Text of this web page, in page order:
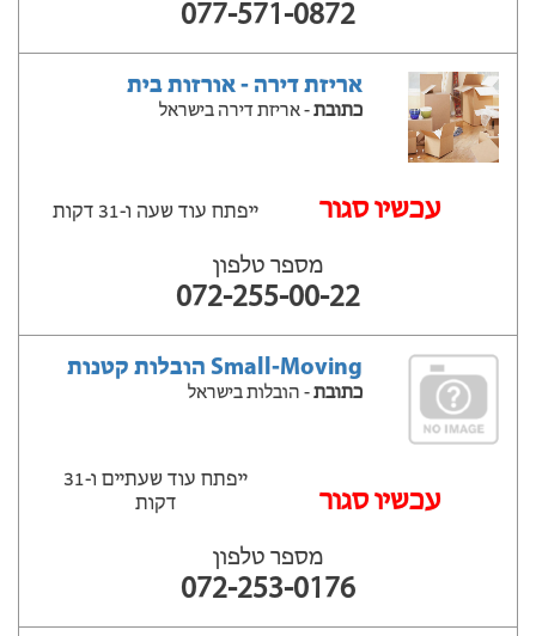
077-571-0872
אריזת דירה - אורזות בית
כתובת- אריזת דירה בישראל
‫עכשיו סגור ייפתח עוד שעה ‫ו-31 דקות
מספר טלפון
072-255-00-22
Small-Moving הובלות קטנות
כתובת- הובלות בישראל
‫עכשיו סגור
ייפתח עוד שעתיים ‫ו-31
דקות
מספר טלפון
072-253-0176